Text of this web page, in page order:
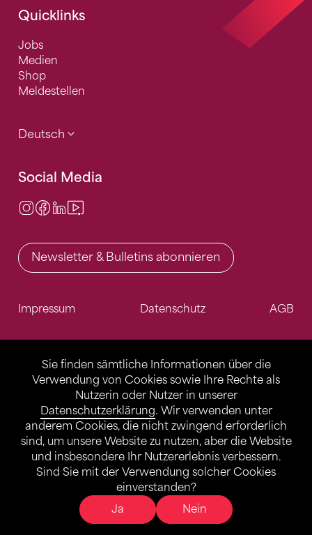
Sie finden sämtliche Informationen über die
Verwendung von Cookies sowie Ihre Rechte als
Nutzerin oder Nutzer in unserer
Datenschutzerklärung. Wir verwenden unter
anderem Cookies, die nicht zwingend erforderlich
sind, um unsere Website zu nutzen, aber die Website
und insbesondere Ihr Nutzererlebnis verbessern.
Sind Sie mit der Verwendung solcher Cookies
einverstanden?
Ja
Nein
Quicklinks
Jobs
Medien
Shop
Meldestellen
Deutsch
Social Media
Instagram
Facebook
LinkedIn
Newsletter & Bulletins abonnieren
Impressum Datenschutz AGB